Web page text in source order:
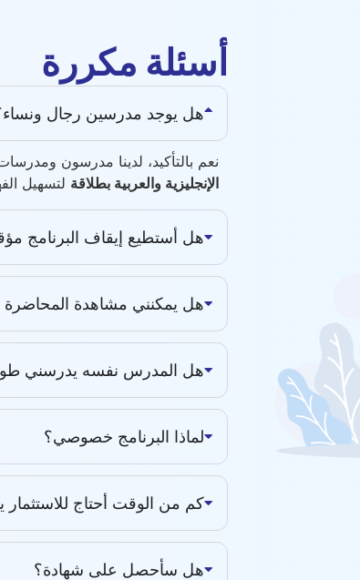
أسئلة مكررة
هل يوجد مدرسين رجال
نعم بالتأكيد، لدينا مدرسون
الإنجليزية والعربية بطلاقة لتسهيل
هل أستطيع إيقاف البرنامج
هل يمكنني مشاهدة المحاضرة
هل المدرس نفسه يدرسني
لماذا البرنامج خصوصي؟
كم من الوقت أحتاج للاستثمار
هل سأحصل على شهادة؟